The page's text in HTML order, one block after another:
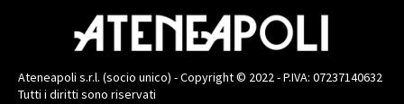
Ateneapoli s.r.l. (socio unico) - Copyright © 2022 - P.IVA: 07237140632
Tutti i diritti sono riservati